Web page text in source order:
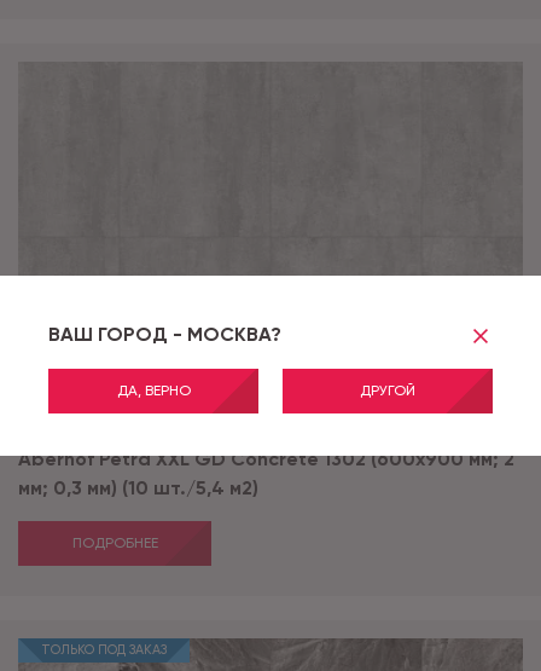
ВАШ ГОРОД - МОСКВА?
ДА, ВЕРНО ДРУГОЙ
Aberhof Petra XXL GD Concrete 1302 (600x900 мм; 2
мм; 0,3 мм) (10 шт./5,4 м2)
ПОДРОБНЕЕ
ТОЛЬКО ПОД ЗАКАЗ